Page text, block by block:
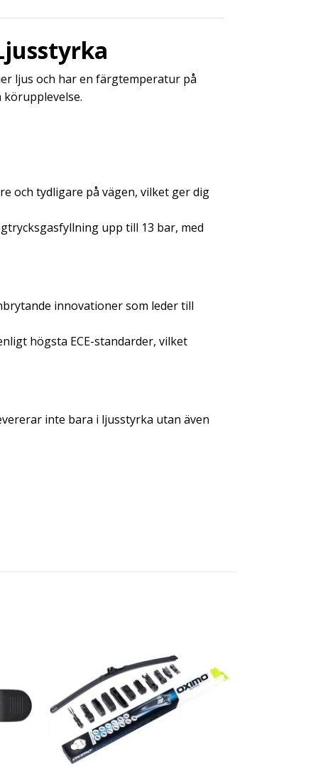
ljus och har en färgtemperatur på
och tydligare på vägen, vilket ger dig
upp till 13 bar, med
innovationer som leder till
högsta ECE-standarder, vilket
inte bara i ljusstyrka utan även